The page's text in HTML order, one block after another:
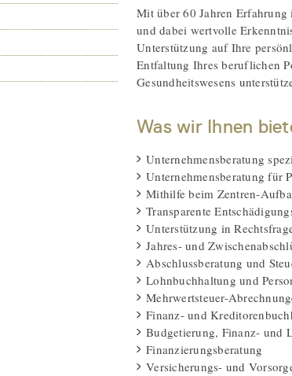
Mit über 60 Jahren Erfahrung
und dabei wertvolle
Unterstützung auf Ihre
Entfaltung Ihres beruflichen
Gesundheitswesens
Was wir Ihnen
Unternehmensberatung
Unternehmensberatung für
Mithilfe beim Zentren-
Transparente
Unterstützung in
Jahres- und
Abschlussberatung und
Lohnbuchhaltung und
Mehrwertsteuer-
Finanz- und
Budgetierung, Finanz- und
Finanzierungsberatung
Versicherungs- und